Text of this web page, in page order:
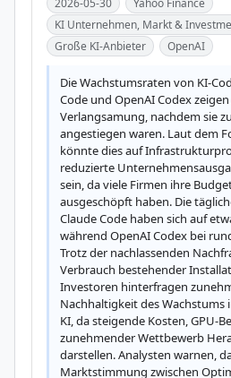
2026-05-30
Yahoo Finance
KI Unternehmen, Markt &
Große KI-Anbieter
OpenAI
Die Wachstumsraten von KI-
Code und OpenAI Codex
Verlangsamung, nachdem sie
angestiegen waren. Laut dem
könnte dies auf
reduzierte
sein, da viele Firmen ihre
ausgeschöpft haben. Die
Claude Code haben sich auf
während OpenAI Codex bei
Trotz der nachlassenden
Verbrauch bestehender
Investoren hinterfragen
Nachhaltigkeit des Wachstums
KI, da steigende Kosten, GPU-
zunehmender Wettbewerb
darstellen. Analysten warnen,
Marktstimmung zwischen